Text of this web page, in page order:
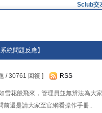
Sclub交
統問題反應】
/ 30761 回復 ] RSS
花般飛來，管理員並無辨法為大
前還是請大家至官網看操作手冊..